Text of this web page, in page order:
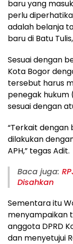
baru yang
perlu
adalah belanja
baru di Batu
Sesuai dengan
Kota Bogor
tersebut harus
penegak hukum
sesuai dengan
“Terkait dengan
dilakukan
APH,” tegas Adit.
Baca juga:
Disahkan
Sementara itu
menyampaikan
anggota DPRD
dan menyetujui